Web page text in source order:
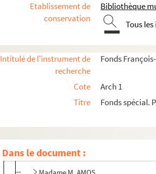
Etablissement de
conservation
Bibliothèque
Tous
Intitulé de l'instrument de
recherche
Fonds
Cote
Arch 1
Titre
Fonds spécial.
Dans le document :
ACADEMIE nationale des Sciences,
Jean ADHEMAR
Hélène ADHEMAR
Thérèse ALEXALINE
Prosper ALFARIC
Jacques ALLIER